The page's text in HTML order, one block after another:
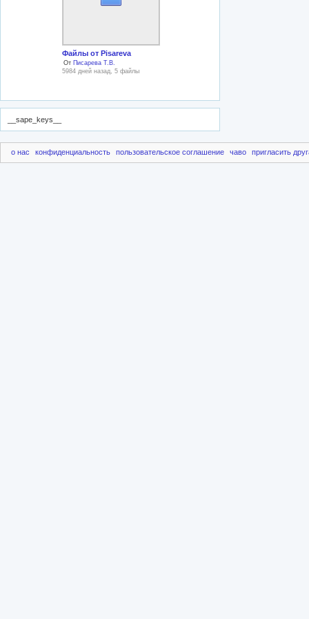
Файлы от Pisareva
От Писарева Т.В.
5984 дней назад, 5 файлы
__sape_keys__
о нас конфиденциальность пользовательское соглашение чаво пригласить